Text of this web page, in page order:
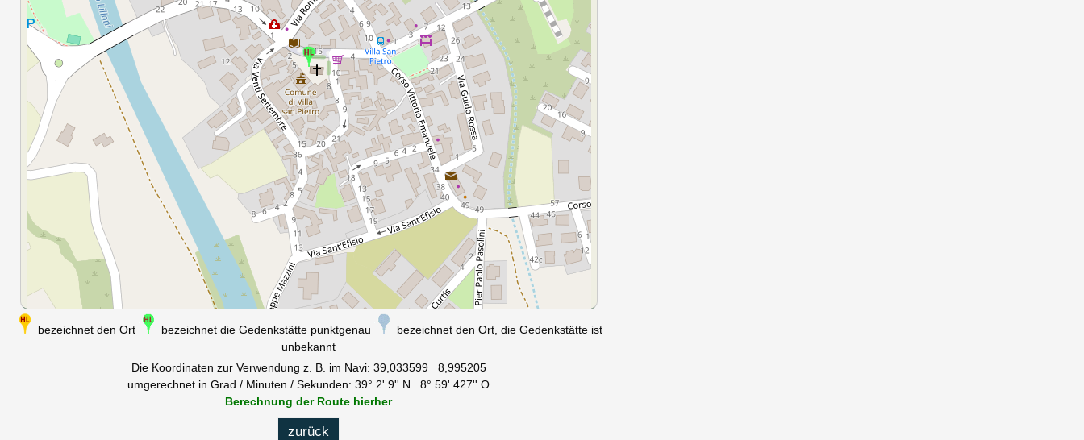
bezeichnet den Ort bezeichnet die Gedenkstätte punktgenau
bezeichnet den Ort, die Gedenkstätte ist
unbekannt
Die Koordinaten zur Verwendung z. B. im Navi: 39,033599 8,995205
umgerechnet in Grad / Minuten / Sekunden: 39° 2' 9'' N 8° 59' 427'' O
Berechnung der Route hierher